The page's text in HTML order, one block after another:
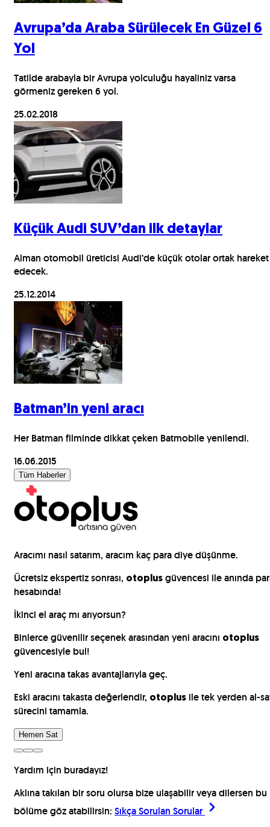
Avrupa’da Araba Sürülecek En Güzel 6
Yol
Tatilde arabayla bir Avrupa yolculuğu hayaliniz varsa
görmeniz gereken 6 yol.
25.02.2018
Küçük Audi SUV’dan ilk detaylar
Alman otomobil üreticisi Audi’de küçük otolar ortak hareket
edecek.
25.12.2014
Batman’in yeni aracı
Her Batman filminde dikkat çeken Batmobile yenilendi.
16.06.2015
Tüm Haberler
Araçları İncele
Yardım için buradayız!
Aklına takılan bir soru olursa bize ulaşabilir veya dilersen bu
bölüme göz atabilirsin: Sıkça Sorulan Sorular